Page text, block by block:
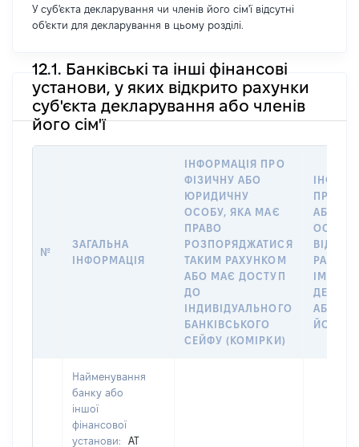
У суб'єкта декларування чи членів його сім'ї відсутні
об'єкти для декларування в цьому розділі.
12.1. Банківські та інші фінансові
установи, у яких відкрито рахунки
суб'єкта декларування або членів
його сім'ї
№
ЗАГАЛЬНА
ІНФОРМАЦІЯ
ІНФОРМАЦІЯ ПРО
ФІЗИЧНУ АБО
ЮРИДИЧНУ
ОСОБУ, ЯКА МАЄ
ПРАВО
РОЗПОРЯДЖАТИСЯ
ТАКИМ РАХУНКОМ
АБО МАЄ ДОСТУП
ДО
ІНДИВІДУАЛЬНОГО
БАНКІВСЬКОГО
СЕЙФУ (КОМІРКИ)
ПРО
АБО
ОСОБУ,
ІМ’Я
АБО
ЙОГО
Найменування
банку або
іншої
фінансової
установи:
АТ